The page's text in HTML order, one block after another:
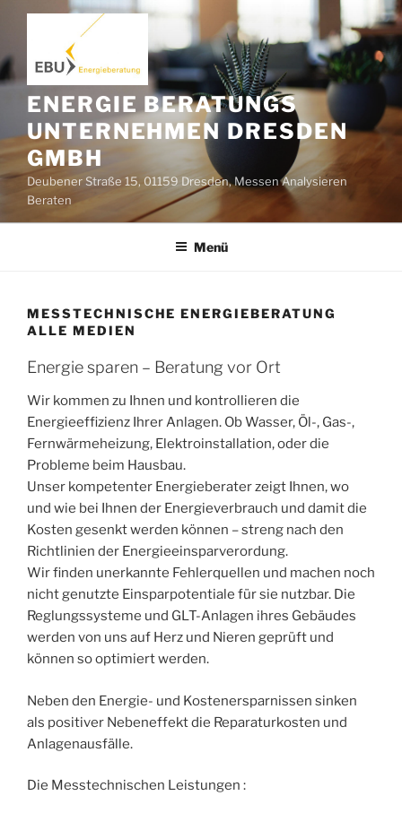
Zum
springen
ENERGIE BERATUNGS
UNTERNEHMEN DRESDEN
GMBH
Deubener Straße 15, 01159 Dresden, Messen Analysieren
Beraten
Menü
MESSTECHNISCHE ENERGIEBERATUNG
ALLE MEDIEN
Energie sparen – Beratung vor Ort
Wir kommen zu Ihnen und kontrollieren die
Energieeffizienz Ihrer Anlagen. Ob Wasser, Öl-, Gas-,
Fernwärmeheizung, Elektroinstallation, oder die
Probleme beim Hausbau.
Unser kompetenter Energieberater zeigt Ihnen, wo
und wie bei Ihnen der Energieverbrauch und damit die
Kosten gesenkt werden können – streng nach den
Richtlinien der Energieeinsparverordung.
Wir finden unerkannte Fehlerquellen und machen noch
nicht genutzte Einsparpotentiale für sie nutzbar. Die
Reglungssysteme und GLT-Anlagen ihres Gebäudes
werden von uns auf Herz und Nieren geprüft und
können so optimiert werden.
Neben den Energie- und Kostenersparnissen sinken
als positiver Nebeneffekt die Reparaturkosten und
Anlagenausfälle.
Die Messtechnischen Leistungen :